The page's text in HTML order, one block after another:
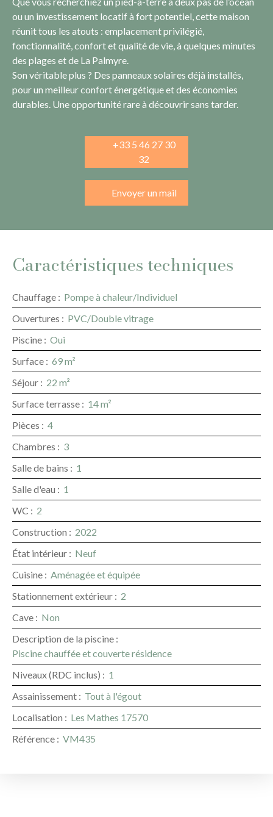
ou un investissement locatif à fort potentiel, cette maison
réunit tous les atouts : emplacement privilégié,
fonctionnalité, confort et qualité de vie, à quelques minutes
des plages et de La Palmyre.
Son véritable plus ? Des panneaux solaires déjà installés,
pour un meilleur confort énergétique et des économies
durables. Une opportunité rare à découvrir sans tarder.
+33 5 46 27 30
32
Envoyer un mail
Caractéristiques techniques
Chauffage : Pompe à chaleur/Individuel
Ouvertures : PVC/Double vitrage
Piscine : Oui
Surface : 69m²
Séjour : 22 m²
Surface terrasse : 14m²
Pièces : 4
Chambres : 3
Salle de bains : 1
Salle d'eau : 1
WC : 2
Construction : 2022
État intérieur : Neuf
Cuisine : Aménagée et équipée
Stationnement extérieur : 2
Cave : Non
Description de la piscine :
Piscine chauffée et couverte résidence
Niveaux (RDC inclus) : 1
Assainissement : Tout à l'égout
Localisation : Les Mathes 17570
Référence : VM435